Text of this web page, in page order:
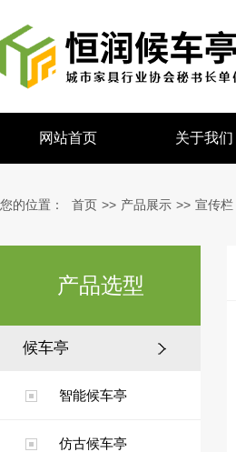
网站首页 关于我们
您的位置： 首页 >> 产品展示 >> 宣传栏
产品选型
候车亭
智能候车亭
仿古候车亭